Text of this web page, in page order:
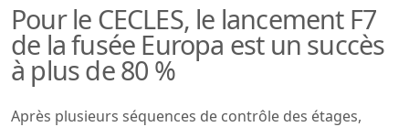
Pour le CECLES, le lancement F7
de la fusée Europa est un succès
à plus de 80 %
Après plusieurs séquences de contrôle des étages,